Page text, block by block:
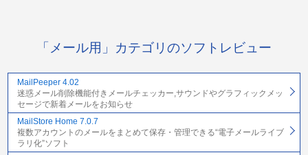
「メール用」カテゴリのソフトレビュー
MailPeeper 4.02
迷惑メール削除機能付きメールチェッカー,サウンドやグラフィックメッ
セージで新着メールをお知らせ
MailStore Home 7.0.7
複数アカウントのメールをまとめて保存・管理できる“電子メールライブ
ラリ化”ソフト